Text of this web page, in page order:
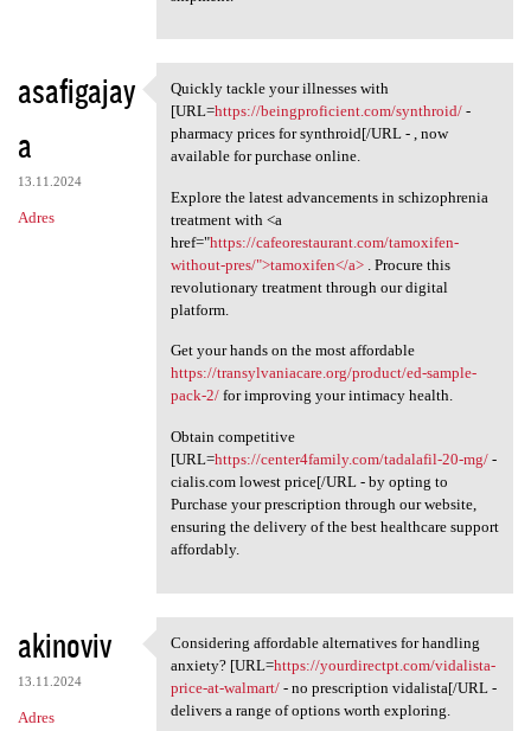
asafigajay
a
13.11.2024
Adres
Quickly tackle your illnesses
Quickly tackle your illnesses with
[URL=https://beingproficient.com/synthroid/-
pharmacy prices for synthroid[/URL - , now
available for purchase online.
Explore the latest advancements in schizophrenia
treatment with <a
href="https://cafeorestaurant.com/tamoxifen-
without-pres/">tamoxifen</a>. Procure this
revolutionary treatment through our digital
platform.
Get your hands on the most affordable
https://transylvaniacare.org/product/ed-sample-
pack-2/for improving your intimacy health.
Obtain competitive
[URL=https://center4family.com/tadalafil-20-mg/-
cialis.com lowest price[/URL - by opting to
Purchase your prescription through our website,
ensuring the delivery of the best healthcare support
affordably.
akinoviv
13.11.2024
Adres
Considering affordable
Considering affordable alternatives for handling
anxiety? [URL=https://yourdirectpt.com/vidalista-
price-at-walmart/- no prescription vidalista[/URL -
delivers a range of options worth exploring.